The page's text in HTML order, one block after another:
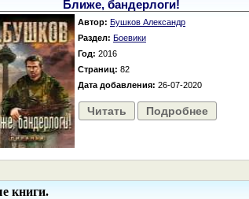
Ближе, бандерлоги!
Автор: Бушков Александр
Раздел: Боевики
Год: 2016
Страниц: 82
Дата добавления: 26-07-2020
Читать Подробнее
книги.